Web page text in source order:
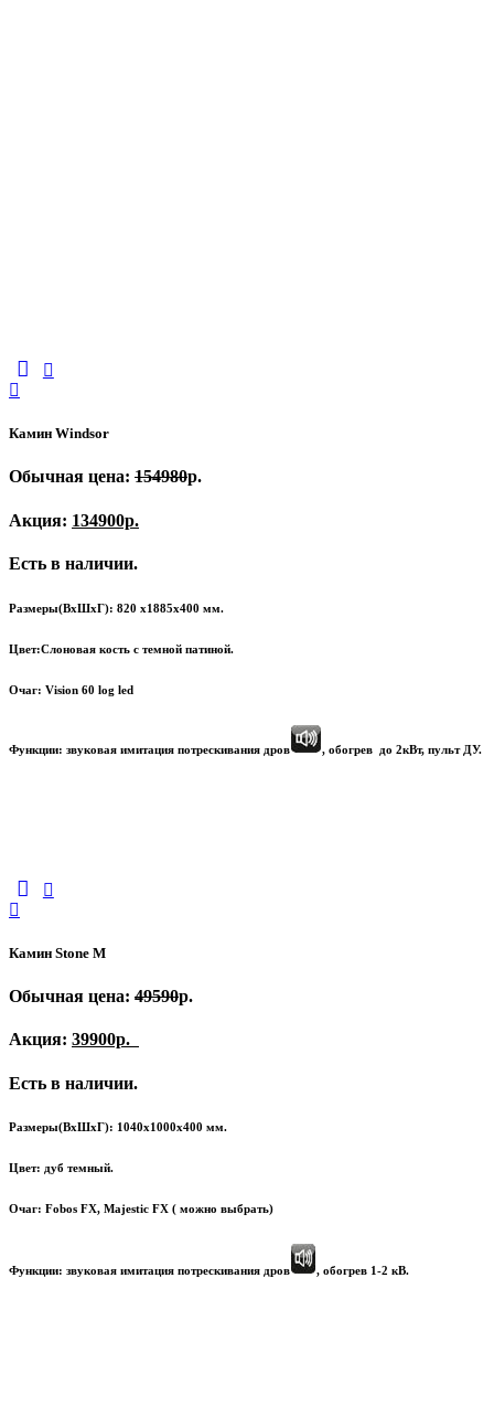
Камин Windsor
Обычная цена: 154980р.
Акция: 134900р.
Есть в наличии.
Размеры(ВхШхГ): 820 х1885х400 мм.
Цвет:Слоновая кость с темной патиной.
Очаг: Vision 60 log led
Функции: звуковая имитация потрескивания дров , обогрев до 2кВт, пульт ДУ.
Камин Stone M
Обычная цена: 49590р.
Акция: 39900р.
Есть в наличии.
Размеры(ВхШхГ): 1040х1000х400 мм.
Цвет: дуб темный.
Очаг: Fobos FX, Majestic FX ( можно выбрать)
Функции: звуковая имитация потрескивания дров , обогрев 1-2 кВ.